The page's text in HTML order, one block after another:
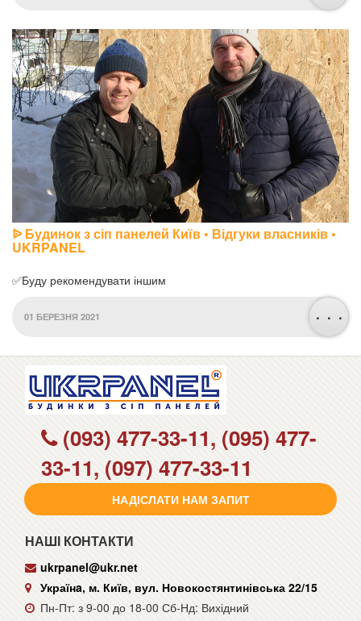
ᐉ Будинок з сіп панелей Київ • Відгуки власників •
UKRPANEL
✅Буду рекомендувати іншим
01 БЕРЕЗНЯ 2021 . . .
(093) 477-33-11, (095) 477-
33-11, (097) 477-33-11
НАДІСЛАТИ НАМ ЗАПИТ
НАШІ КОНТАКТИ
ukrpanel@ukr.net
Українa, м. Київ, вул. Новокостянтинівська 22/15
Пн-Пт: з 9-00 до 18-00 Сб-Нд: Вихідний